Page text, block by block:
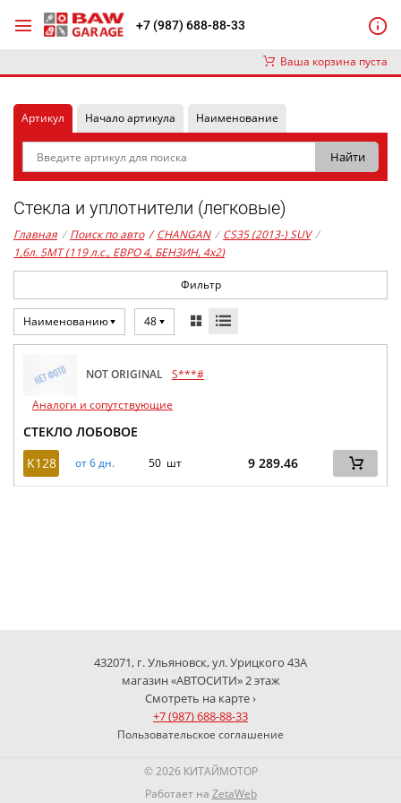
+7 (987) 688-88-33
Ваша корзина пуста
Артикул Начало артикула Наименование
Стекла и уплотнители (легковые)
Главная / Поиск по авто / CHANGAN / CS35 (2013-) SUV /
1,6л. 5MT (119 л.с., ЕВРО 4, БЕНЗИН, 4x2)
Фильтр
Наименованию 48
NOT ORIGINAL S***#
Аналоги и сопутствующие
СТЕКЛО ЛОБОВОЕ
K128
от 6 дн. 50 шт 9 289.46
432071, г. Ульяновск, ул. Урицкого 43А
магазин «АВТОСИТИ» 2 этаж
Смотреть на карте ›
+7 (987) 688-88-33
Пользовательское соглашение
© 2026 КИТАЙМОТОР
Работает на ZetaWeb